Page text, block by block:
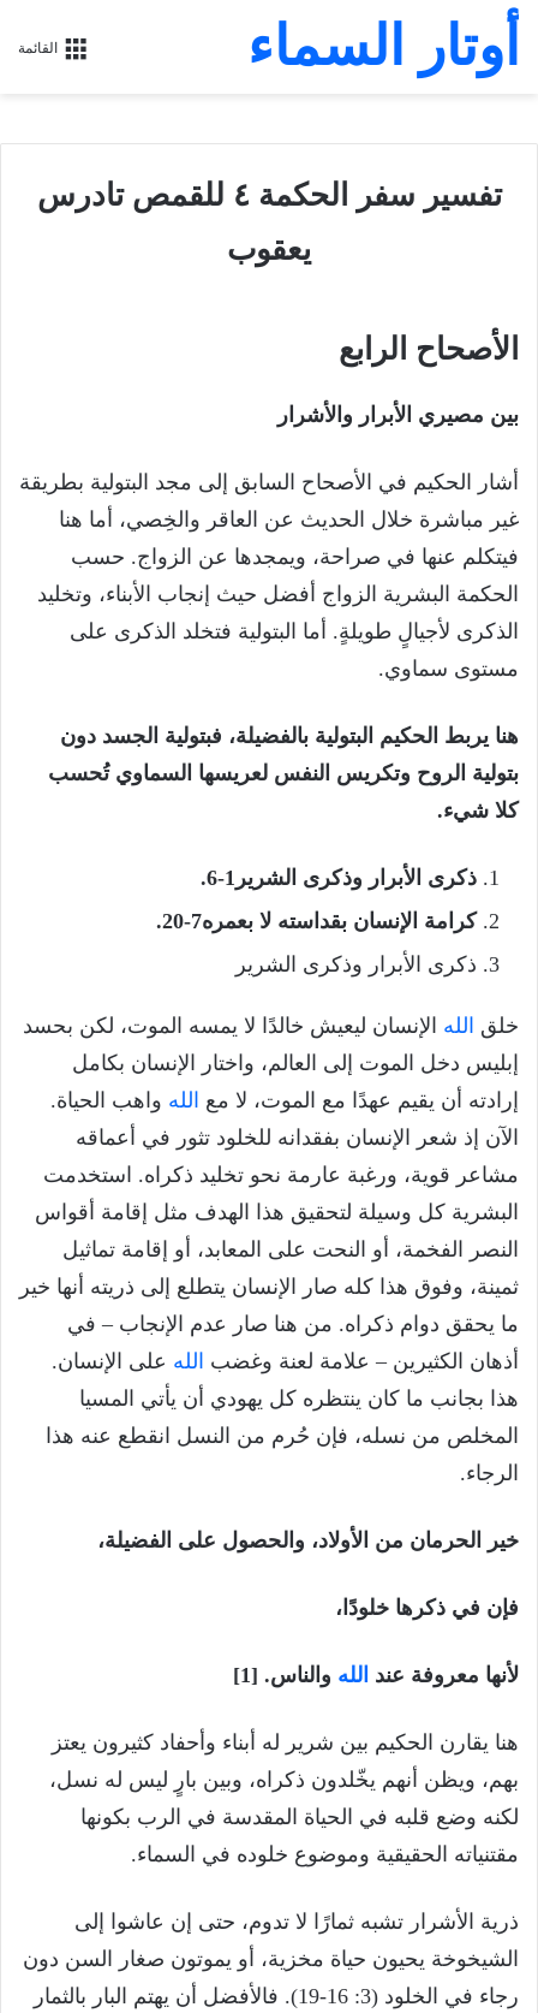
القائمة أوتار السماء
تفسير سفر الحكمة ٤ للقمص تادرس
يعقوب
الأصحاح الرابع
بين مصيري الأبرار والأشرار
أشار الحكيم في الأصحاح السابق إلى مجد البتولية بطريقة
غير مباشرة خلال الحديث عن العاقر والخِصي، أما هنا
فيتكلم عنها في صراحة، ويمجدها عن الزواج. حسب
الحكمة البشرية الزواج أفضل حيث إنجاب الأبناء، وتخليد
الذكرى لأجيالٍ طويلةٍ. أما البتولية فتخلد الذكرى على
مستوى سماوي.
هنا يربط الحكيم البتولية بالفضيلة، فبتولية الجسد دون
بتولية الروح وتكريس النفس لعريسها السماوي تُحسب
كلا شيء.
ذكرى الأبرار وذكرى الشرير1-6.
كرامة الإنسان بقداسته لا بعمره7-20.
ذكرى الأبرار وذكرى الشرير
خلق الله الإنسان ليعيش خالدًا لا يمسه الموت، لكن بحسد
إبليس دخل الموت إلى العالم، واختار الإنسان بكامل
إرادته أن يقيم عهدًا مع الموت، لا مع الله واهب الحياة.
الآن إذ شعر الإنسان بفقدانه للخلود تثور في أعماقه
مشاعر قوية، ورغبة عارمة نحو تخليد ذكراه. استخدمت
البشرية كل وسيلة لتحقيق هذا الهدف مثل إقامة أقواس
النصر الفخمة، أو النحت على المعابد، أو إقامة تماثيل
ثمينة، وفوق هذا كله صار الإنسان يتطلع إلى ذريته أنها خير
ما يحقق دوام ذكراه. من هنا صار عدم الإنجاب – في
أذهان الكثيرين – علامة لعنة وغضب الله على الإنسان.
هذا بجانب ما كان ينتظره كل يهودي أن يأتي المسيا
المخلص من نسله، فإن حُرم من النسل انقطع عنه هذا
الرجاء.
خير الحرمان من الأولاد، والحصول على الفضيلة،
فإن في ذكرها خلودًا،
لأنها معروفة عند الله والناس. [1]
هنا يقارن الحكيم بين شرير له أبناء وأحفاد كثيرون يعتز
بهم، ويظن أنهم يخّلدون ذكراه، وبين بارٍ ليس له نسل،
لكنه وضع قلبه في الحياة المقدسة في الرب بكونها
مقتنياته الحقيقية وموضوع خلوده في السماء.
ذرية الأشرار تشبه ثمارًا لا تدوم، حتى إن عاشوا إلى
الشيخوخة يحيون حياة مخزية، أو يموتون صغار السن دون
رجاء في الخلود (3: 16-19). فالأفضل أن يهتم البار بالثمار